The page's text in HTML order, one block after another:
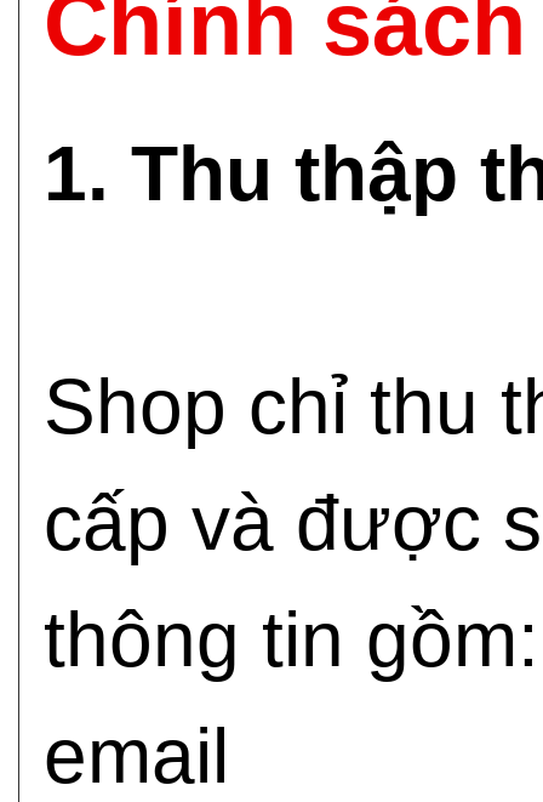
Chính
1. Thu thập
Shop chỉ thu
cấp và được
thông tin
email